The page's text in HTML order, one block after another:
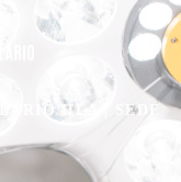
HLA | SEDE